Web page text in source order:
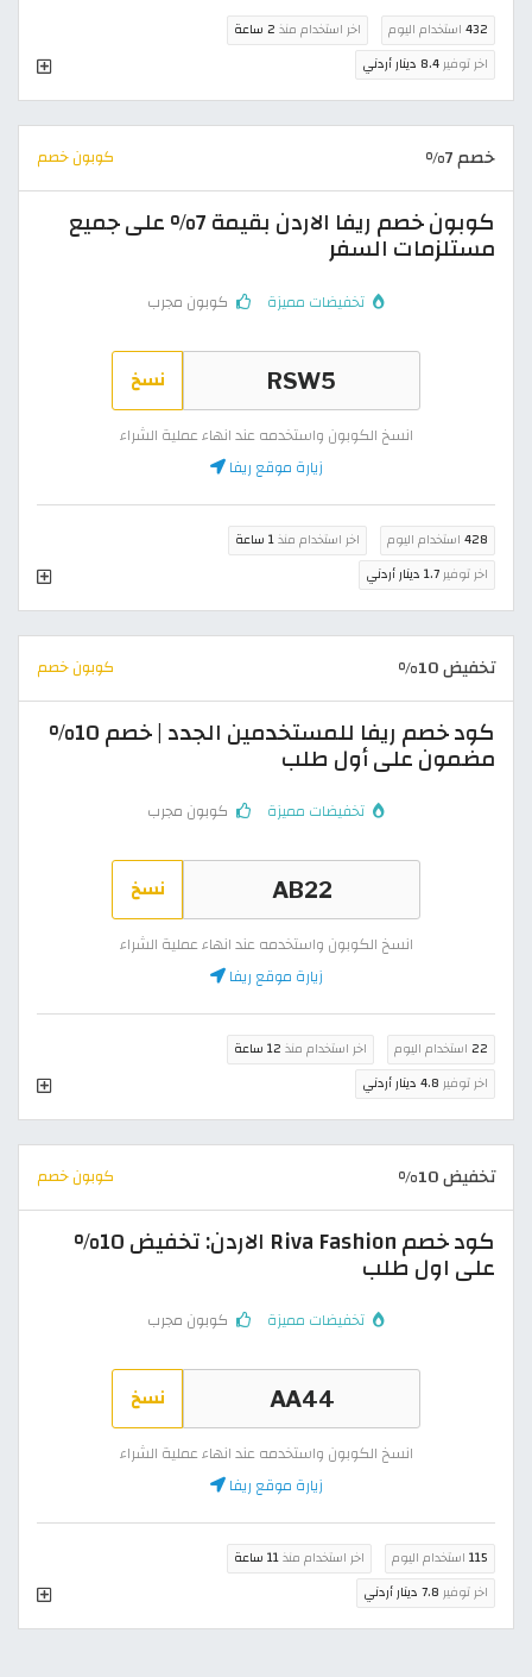
432 استخدام اليوم اخر استخدام منذ 2 ساعة
اخر توفير8.4 دينار أردني
خصم 7% كوبون خصم
كوبون خصم ريفا الاردن بقيمة 7% على جميع
مستلزمات السفر
تخفيضات مميزة كوبون مجرب
نسخ
انسخ الكوبون واستخدمه عند انهاء عملية الشراء
زيارة موقع ريفا
428 استخدام اليوم اخر استخدام منذ1 ساعة
اخر توفير1.7 دينار أردني
تخفيض 10% كوبون خصم
كود خصم ريفا للمستخدمين الجدد | خصم 10%
مضمون على أول طلب
تخفيضات مميزة كوبون مجرب
نسخ
انسخ الكوبون واستخدمه عند انهاء عملية الشراء
زيارة موقع ريفا
22 استخدام اليوم اخر استخدام منذ 12 ساعة
اخر توفير 4.8 دينار أردني
تخفيض 10% كوبون خصم
كود خصم Riva Fashion الاردن: تخفيض 10%
على اول طلب
تخفيضات مميزة كوبون مجرب
نسخ
انسخ الكوبون واستخدمه عند انهاء عملية الشراء
زيارة موقع ريفا
115 استخدام اليوم اخر استخدام منذ11 ساعة
اخر توفير 7.8 دينار أردني